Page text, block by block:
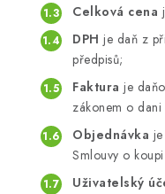
Celková cena
DPH je daň z
předpisů;
Faktura je
zákonem o
Objednávka
Smlouvy o
Uživatelský